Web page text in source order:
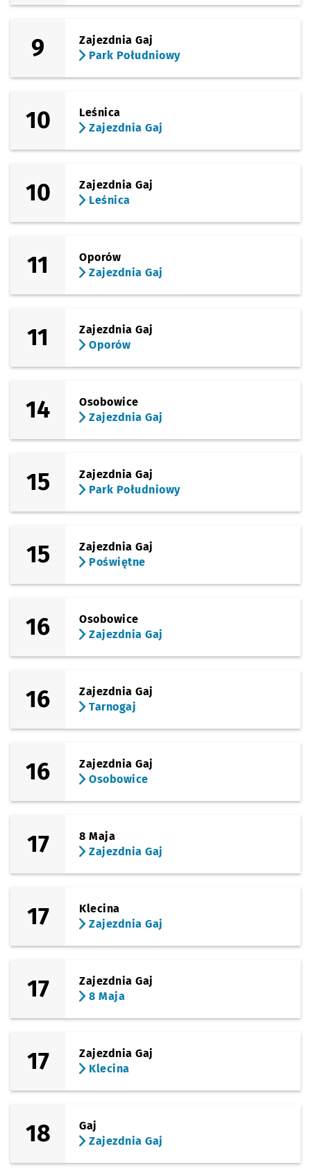
9
Zajezdnia Gaj
Park Południowy
10
Leśnica
Zajezdnia Gaj
10
Zajezdnia Gaj
Leśnica
11
Oporów
Zajezdnia Gaj
11
Zajezdnia Gaj
Oporów
14
Osobowice
Zajezdnia Gaj
15
Zajezdnia Gaj
Park Południowy
15
Zajezdnia Gaj
Poświętne
16
Osobowice
Zajezdnia Gaj
16
Zajezdnia Gaj
Tarnogaj
16
Zajezdnia Gaj
Osobowice
17
8 Maja
Zajezdnia Gaj
17
Klecina
Zajezdnia Gaj
17
Zajezdnia Gaj
8 Maja
17
Zajezdnia Gaj
Klecina
18
Gaj
Zajezdnia Gaj